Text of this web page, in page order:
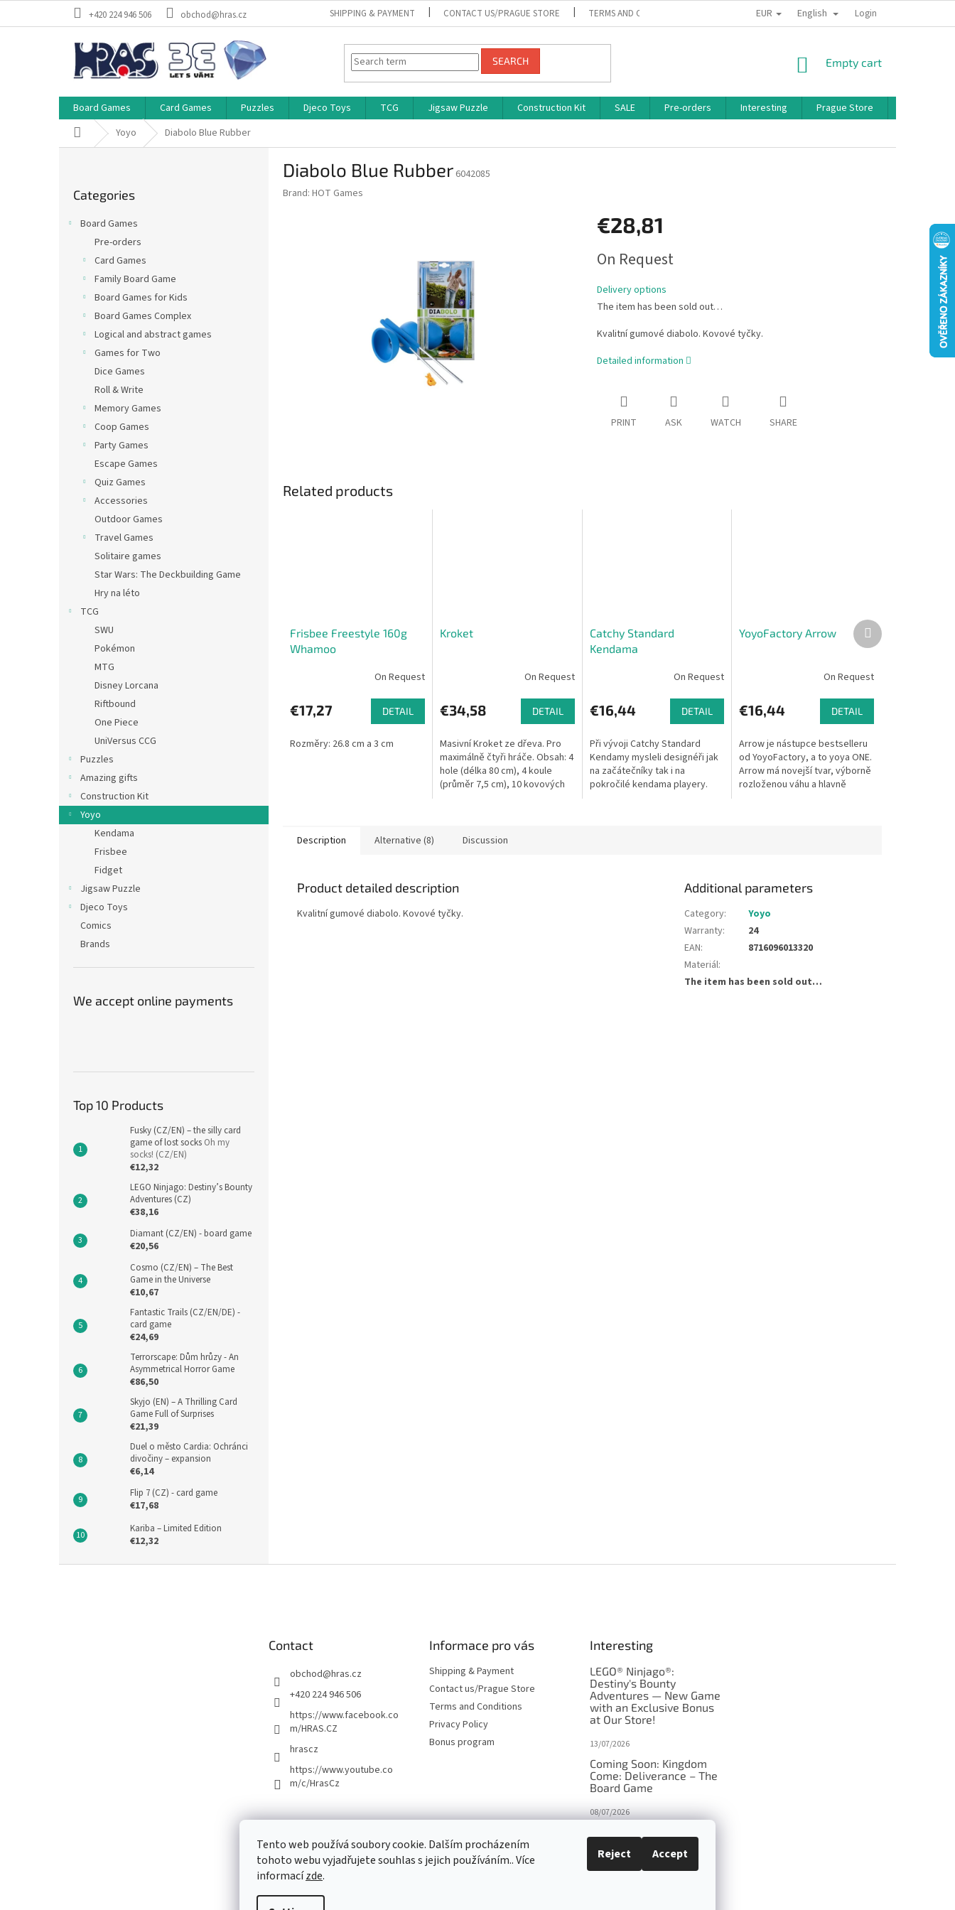
Tento web používá soubory cookie. Dalším procházením
tohoto webu vyjadřujete souhlas s jejich používáním.. Více
informacízde.
Reject Accept
+420 224 946 506 obchod@hras.cz SHIPPING & PAYMENT CONTACT US/PRAGUE STORE TERMS AND CONDITIONS PRIVACY POLICY BONUS PROGRAM
EUR English Login
SEARCH
SHOPPING
Empty cart
Board Games Card Games Puzzles Djeco Toys TCG Jigsaw Puzzle Construction Kit SALE Pre-orders Interesting Prague Store
Home Yoyo Diabolo Blue Rubber
categories
Categories
Board Games
Pre-orders
Card Games
Family Board Game
Board Games for Kids
Board Games Complex
Logical and abstract games
Games for Two
Dice Games
Roll & Write
Memory Games
Coop Games
Party Games
Escape Games
Quiz Games
Accessories
Outdoor Games
Travel Games
Solitaire games
Star Wars: The Deckbuilding Game
Hry na léto
TCG
SWU
Pokémon
MTG
Disney Lorcana
Riftbound
One Piece
UniVersus CCG
Puzzles
Amazing gifts
Construction Kit
Yoyo
Kendama
Frisbee
Fidget
Jigsaw Puzzle
Djeco Toys
Comics
Brands
We accept online payments
Top 10 Products
Fusky (CZ/EN) – the silly card
game of lost socks Oh my
socks! (CZ/EN)
€12,32
LEGO Ninjago: Destiny’s Bounty
Adventures (CZ)
€38,16
Diamant (CZ/EN) - board game
€20,56
Cosmo (CZ/EN) – The Best
Game in the Universe
€10,67
Fantastic Trails (CZ/EN/DE) -
card game
€24,69
Terrorscape: Dům hrůzy - An
Asymmetrical Horror Game
€86,50
Skyjo (EN) – A Thrilling Card
Game Full of Surprises
€21,39
Duel o město Cardia: Ochránci
divočiny – expansion
€6,14
Flip 7 (CZ) - card game
€17,68
Kariba – Limited Edition
€12,32
Diabolo Blue Rubber 6042085
Brand: HOT Games
€28,81
price:
On Request
Delivery options
The item has been sold out…
Kvalitní gumové diabolo. Kovové tyčky.
Detailed information
PRINT ASK WATCH SHARE
Related products
Frisbee Freestyle 160g
Whamoo
On Request
€17,27 DETAIL
Rozměry: 26.8 cm a 3 cm
Kroket
On Request
€34,58 DETAIL
Masivní Kroket ze dřeva. Pro
maximálně čtyři hráče. Obsah: 4
hole (délka 80 cm), 4 koule
(průměr 7,5 cm), 10 kovových
Catchy Standard
Kendama
On Request
€16,44 DETAIL
Při vývoji Catchy Standard
Kendamy mysleli designéři jak
na začátečníky tak i na
pokročilé kendama playery.
YoyoFactory Arrow
On Request
€16,44 DETAIL
Arrow je nástupce bestselleru
od YoyoFactory, a to yoya ONE.
Arrow má novejší tvar, výborně
rozloženou váhu a hlavně
Next
product
Description Alternative (8) Discussion
Product detailed description
Kvalitní gumové diabolo. Kovové tyčky.
Additional parameters
Category:
Yoyo
Warranty:
24
EAN:
8716096013320
Materiál:
The item has been sold out…
Contact
obchod@hras.cz
+420 224 946 506
https://www.facebook.co
m/HRAS.CZ
hrascz
https://www.youtube.co
m/c/HrasCz
Informace pro vás
Shipping & Payment
Contact us/Prague Store
Terms and Conditions
Privacy Policy
Bonus program
Interesting
LEGO® Ninjago®:
Destiny's Bounty
Adventures — New Game
with an Exclusive Bonus
at Our Store!
13/07/2026
Coming Soon: Kingdom
Come: Deliverance – The
Board Game
08/07/2026
in disguise?
27/10/2025